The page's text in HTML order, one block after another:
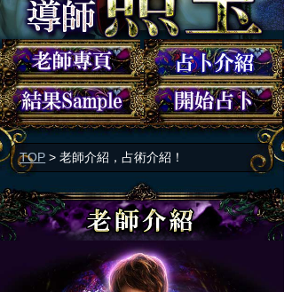
TOP >老師介紹，占術介紹！